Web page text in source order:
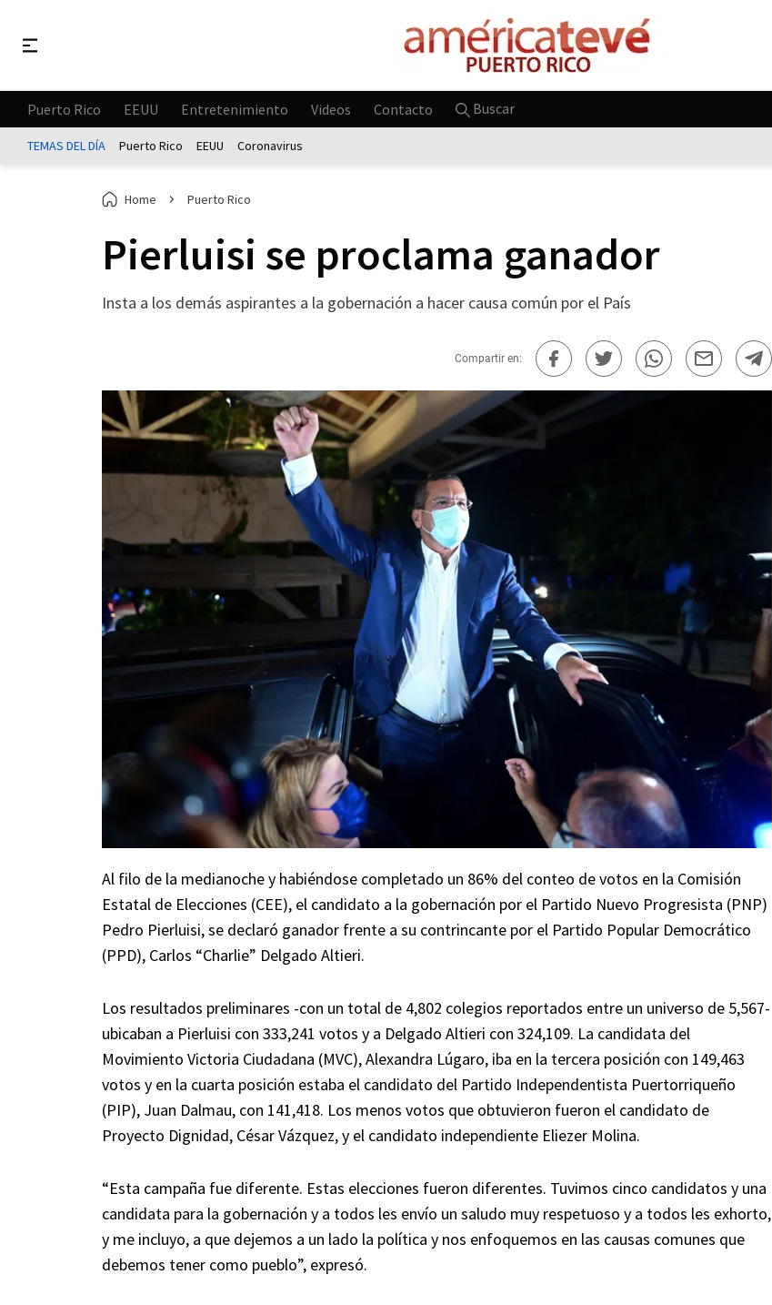
Puerto Rico EEUU Entretenimiento Videos Contacto Buscar
TEMAS DEL DÍA Puerto Rico EEUU Coronavirus
Home Puerto Rico
Pierluisi se proclama ganador
Insta a los demás aspirantes a la gobernación a hacer causa común por el País
Compartir en:
Al filo de la medianoche y habiéndose completado un 86% del conteo de votos en la Comisión
Estatal de Elecciones (CEE), el candidato a la gobernación por el Partido Nuevo Progresista (PNP)
Pedro Pierluisi, se declaró ganador frente a su contrincante por el Partido Popular Democrático
(PPD), Carlos “Charlie” Delgado Altieri.
Los resultados preliminares -con un total de 4,802 colegios reportados entre un universo de 5,567-
ubicaban a Pierluisi con 333,241 votos y a Delgado Altieri con 324,109. La candidata del
Movimiento Victoria Ciudadana (MVC), Alexandra Lúgaro, iba en la tercera posición con 149,463
votos y en la cuarta posición estaba el candidato del Partido Independentista Puertorriqueño
(PIP), Juan Dalmau, con 141,418. Los menos votos que obtuvieron fueron el candidato de
Proyecto Dignidad, César Vázquez, y el candidato independiente Eliezer Molina.
“Esta campaña fue diferente. Estas elecciones fueron diferentes. Tuvimos cinco candidatos y una
candidata para la gobernación y a todos les envío un saludo muy respetuoso y a todos les exhorto,
y me incluyo, a que dejemos a un lado la política y nos enfoquemos en las causas comunes que
debemos tener como pueblo”, expresó.